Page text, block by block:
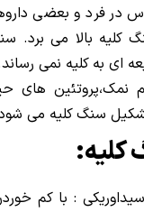
در فرد و بعضی
کلیه بالا می برد.
ای به کلیه نمی
های
تشکیل سنگ کلیه می
کلیه:
: با کم